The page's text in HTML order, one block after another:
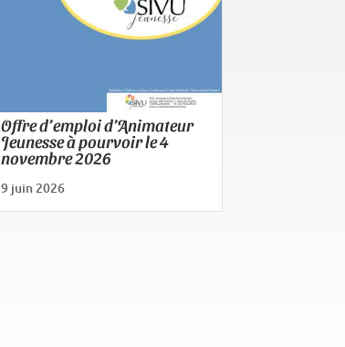
Offre d’emploi d’Animateur
Jeunesse à pourvoir le 4
novembre 2026
9 juin 2026